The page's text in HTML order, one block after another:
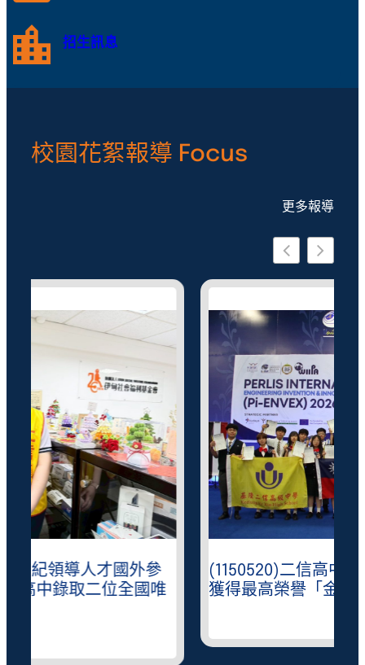
招生訊息
校園花絮報導 Focus
更多報導
(1150520)二信高中在馬來西亞發明展榮
獲得最高榮譽「金中金」閃亮全場